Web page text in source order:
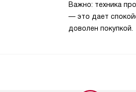
Важно: техника
— это дает
доволен покупкой.